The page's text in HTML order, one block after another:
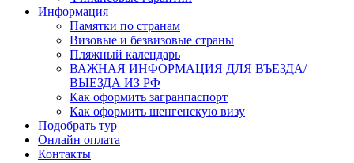
Информация
Памятки по странам
Визовые и безвизовые страны
Пляжный календарь
ВАЖНАЯ ИНФОРМАЦИЯ ДЛЯ ВЪЕЗДА/
ВЫЕЗДА ИЗ РФ
Как оформить загранпаспорт
Как оформить шенгенскую визу
Подобрать тур
Онлайн оплата
Контакты